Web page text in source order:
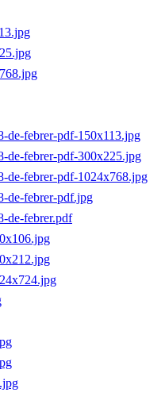
de-febrer-pdf-150x113.jpg
de-febrer-pdf-300x225.jpg
de-febrer-pdf-1024x768.jpg
de-febrer-pdf.jpg
de-febrer.pdf